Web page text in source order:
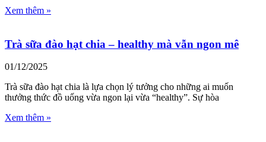
Xem thêm »
Trà sữa đào hạt chia – healthy mà vẫn ngon mê
01/12/2025
Trà sữa đào hạt chia là lựa chọn lý tưởng cho những ai muốn
thưởng thức đồ uống vừa ngon lại vừa “healthy”. Sự hòa
Xem thêm »